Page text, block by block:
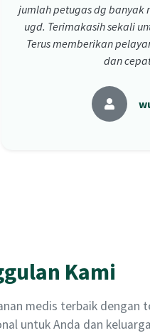
jumlah petugas dg banyak
ugd. Terimakasih sekali
Terus memberikan
dan
Kami
medis terbaik dengan
untuk Anda dan